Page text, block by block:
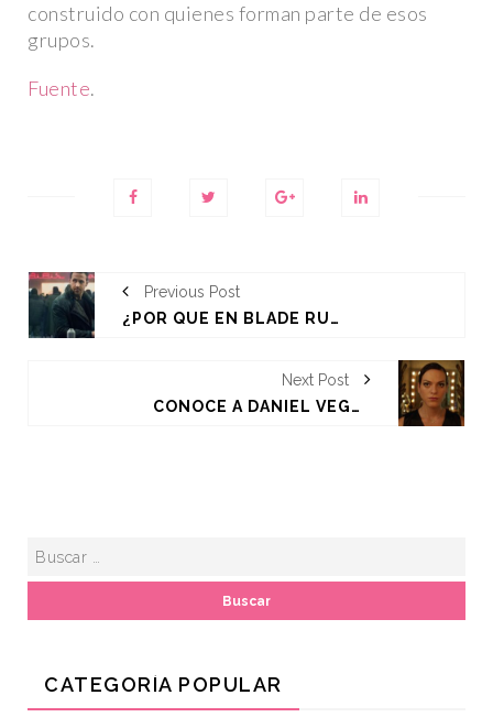
construido con quienes forman parte de esos
grupos.
Fuente.
Previous Post
¿POR QUÉ EN BLADE RUNNER 2049 SOLO HAY HÉTEROS?
Next Post
CONOCE A DANIEL VEGA, EL QUE PUEDE SER EL PRIMER OSCAR TRANS
CATEGORÍA POPULAR